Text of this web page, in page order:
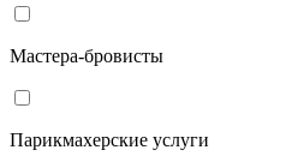
Мастера-бровисты
Парикмахерские услуги